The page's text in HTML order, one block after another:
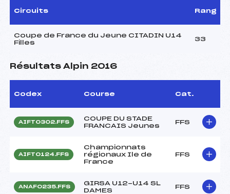
Circuits Rang
Coupe de France du Jeune CITADIN U14
Filles
33
Résultats Alpin 2016
Codex Course Cat.
AIFT0302.FFS
COUPE DU STADE
FRANCAIS Jeunes
FFS
AIFT0124.FFS
Championnats
régionaux Ile de
France
FFS
ANAF0235.FFS
GIRSA U12-U14 SL
DAMES
FFS